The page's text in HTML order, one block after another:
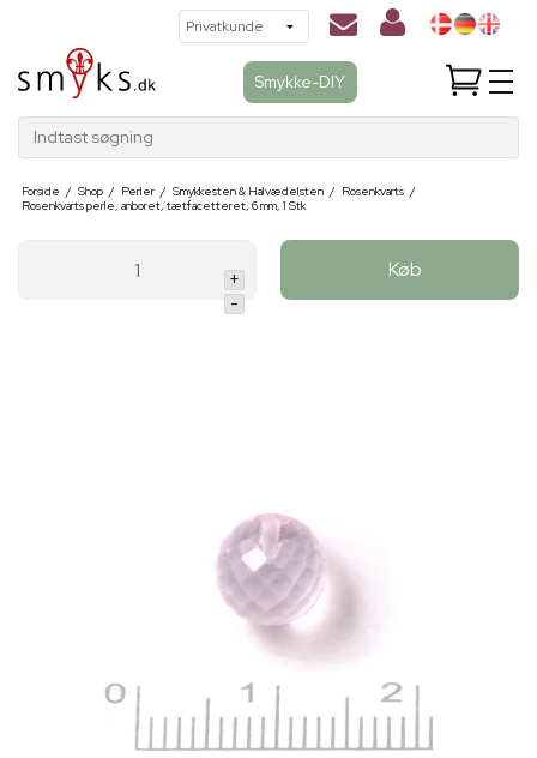
Smykke-DIY
Indtast søgning
Forside / Shop / Perler / Smykkesten & Halvædelsten / Rosenkvarts /
Rosenkvarts perle, anboret, tætfacetteret, 6 mm, 1 Stk
+
-
Køb